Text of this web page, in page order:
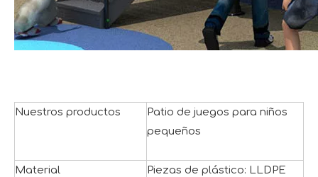
Nuestros productos
Patio de juegos para niños
pequeños
Material
Piezas de plástico: LLDPE